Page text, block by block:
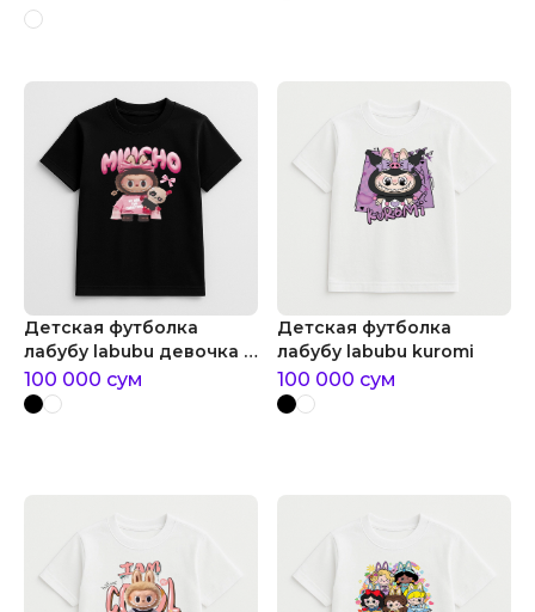
Детская футболка
лабубу labubu девочка с
игрушкой
100 000 сум
Детская футболка
лабубу labubu kuromi
100 000 сум